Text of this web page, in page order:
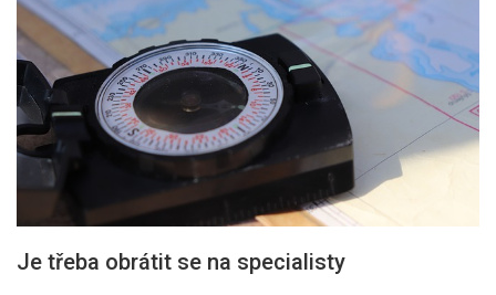
Je třeba obrátit se na specialisty